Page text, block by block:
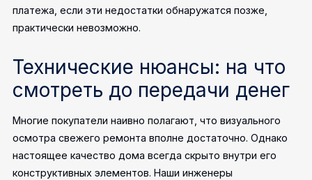
платежа, если эти недостатки обнаружатся позже,
практически невозможно.
Технические нюансы: на что
смотреть до передачи денег
Многие покупатели наивно полагают, что визуального
осмотра свежего ремонта вполне достаточно. Однако
настоящее качество дома всегда скрыто внутри его
конструктивных элементов. Наши инженеры